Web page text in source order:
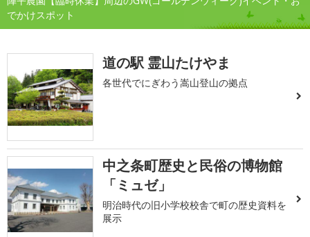
でかけスポット
道の駅 霊山たけやま
各世代でにぎわう嵩山登山の拠点
中之条町歴史と民俗の博物館
「ミュゼ」
明治時代の旧小学校校舎で町の歴史資料を
展示